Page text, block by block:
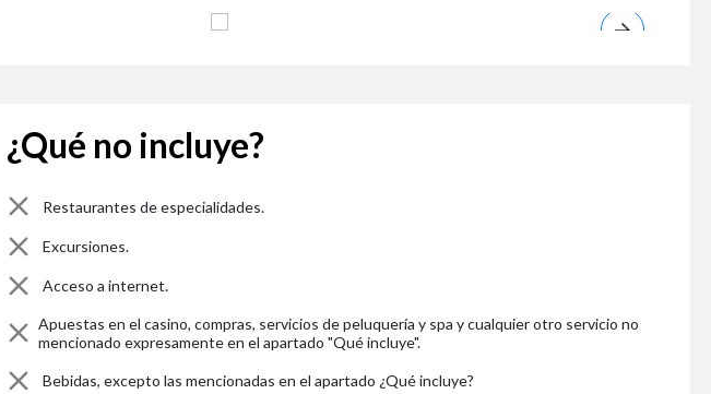
¿Qué no incluye?
Restaurantes de especialidades.
Excursiones.
Acceso a internet.
Apuestas en el casino, compras, servicios de peluquería y spa y cualquier otro servicio no
mencionado expresamente en el apartado "Qué incluye".
Bebidas, excepto las mencionadas en el apartado ¿Qué incluye?